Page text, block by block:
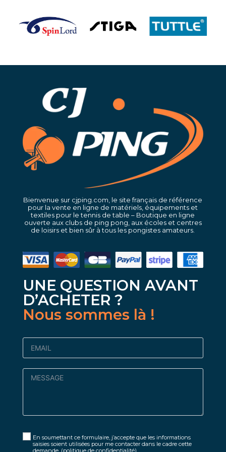
Bienvenue sur cjping.com, le site français de référence
pour la vente en ligne de matériels, équipements et
textiles pour le tennis de table – Boutique en ligne
ouverte aux clubs de ping pong, aux écoles et centres
de loisirs et bien sûr à tous les pongistes amateurs.
UNE QUESTION AVANT
D’ACHETER ?
Nous sommes là !
En soumettant ce formulaire, j’accepte que les informations
saisies soient utilisées pour me contacter dans le cadre cette
demande. (politique de confidentialité)